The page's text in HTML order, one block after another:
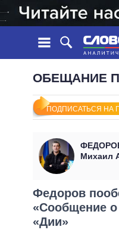
ЛЕНТА
СОБЫТИЯ
СТАТЬИ
МНЕНИЯ
ОБЗОРЫ
ДАЙДЖЕСТЫ
ВСЕ ПОЛИТИКИ
ПРЕЗИДЕНТ И
ВЕРХОВНАЯ
КАБИНЕТ
ГЛАВЫ
ОБЕЩАНИЕ
ПОДПИСАТЬСЯ НА
Михаил
Федоров
«Сообщение
«Дии»